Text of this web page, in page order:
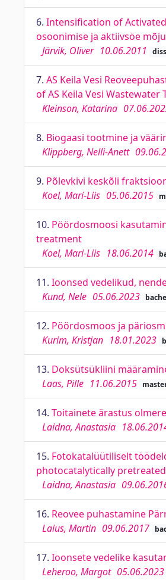
6. Intensification of
osoonimise ja aktiivsöe mõju
Järvik, Oliver 10.06.2011
7. AS Keila Vesi
of AS Keila Vesi Wastewater
Kleinson, Katarina
8. Biogaasi tootmine ja
Klippberg, Nelli-Anett
9. Põlevkivi keskõli
Koel, Mari-Liis 05.06.2015
10. Pöördosmoosi
treatment
Koel, Mari-Liis 18.06.2014
11. Ioonsed vedelikud,
Kund, Nele 05.06.2023
12. Pöördosmoos ja
Kurim, Kristjan 18.01.2023
13. Doksütsükliini
Laas, Pille 11.06.2015
14. Toitainete ärastus
Laidna, Anastasia
15. Fotokatalüütiliselt
photocatalytically
Laidna, Anastasia
16. Reovee puhastamine
Laius, Martin 09.06.2017
17. Ioonsete vedelike
Leheroo, Margot 05.06.2023